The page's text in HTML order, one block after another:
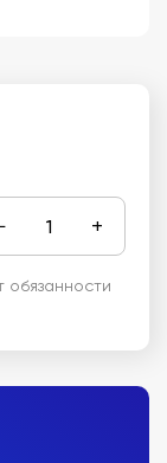
+
обязанности